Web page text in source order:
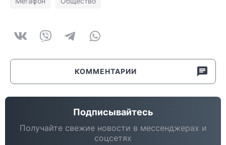
КОММЕНТАРИИ
Подписывайтесь
Получайте свежие новости в мессенджерах и
соцсетях